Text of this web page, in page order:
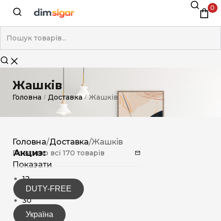
0
Жашків
Головна / Доставка / Жашків
Акциз:
DUTY-FREE
Україна
Головна/Доставка/Жашків
Показано всі 170 товарів
Показати
12
15
30